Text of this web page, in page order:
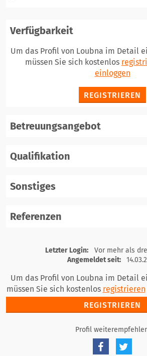
Verfügbarkeit
Um das Profil von Loubna im Detail
müssen Sie sich kostenlos
einloggen
REGISTRIEREN
Betreuungsangebot
Qualifikation
Sonstiges
Referenzen
einloggen
Letzter Login:
Vor mehr als
Angemeldet seit:
Um das Profil von Loubna im Detail
müssen Sie sich kostenlos registrieren
REGISTRIEREN
Profil